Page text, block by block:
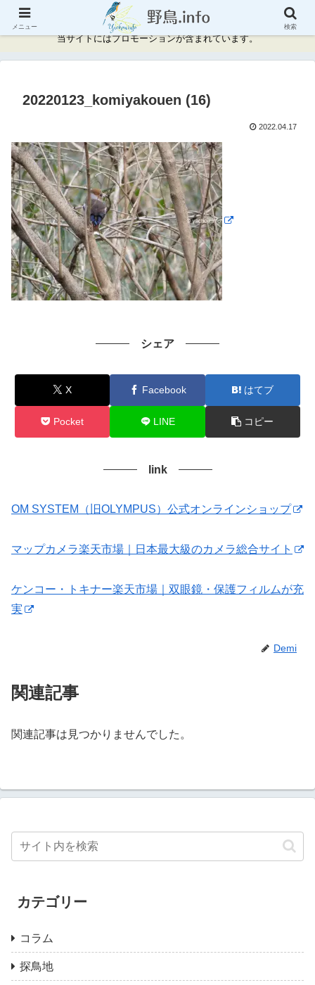
神奈川県周辺の野鳥情報と記録
当サイトにはプロモーションが含まれています。
20220123_komiyakouen (16)
2022.04.17
シェア
X Facebook はてブ
Pocket LINE コピー
link
OM SYSTEM（旧OLYMPUS）公式オンラインショップ
マップカメラ楽天市場｜日本最大級のカメラ総合サイト
ケンコー・トキナー楽天市場｜双眼鏡・保護フィルムが充
実
Demi
関連記事
関連記事は見つかりませんでした。
カテゴリー
コラム
探鳥地
メニュー 検索